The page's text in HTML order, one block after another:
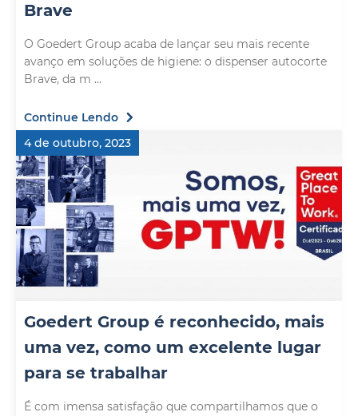
Brave
O Goedert Group acaba de lançar seu mais recente
avanço em soluções de higiene: o dispenser autocorte
Brave, da m ...
Continue Lendo
4 de outubro, 2023
Goedert Group é reconhecido, mais
uma vez, como um excelente lugar
para se trabalhar
É com imensa satisfação que compartilhamos que o